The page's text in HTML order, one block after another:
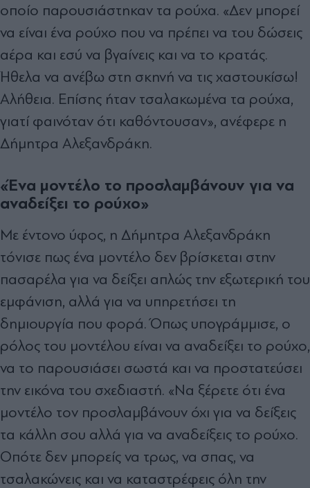
οποίο παρουσιάστηκαν τα ρούχα. «Δεν μπορεί
να είναι ένα ρούχο που να πρέπει να του δώσεις
αέρα και εσύ να βγαίνεις και να το κρατάς.
Ήθελα να ανέβω στη σκηνή να τις χαστουκίσω!
Αλήθεια. Επίσης ήταν τσαλακωμένα τα ρούχα,
γιατί φαινόταν ότι καθόντουσαν», ανέφερε η
Δήμητρα Αλεξανδράκη.
«Ένα μοντέλο το προσλαμβάνουν για να
αναδείξει το ρούχο»
Με έντονο ύφος, η Δήμητρα Αλεξανδράκη
τόνισε πως ένα μοντέλο δεν βρίσκεται στην
πασαρέλα για να δείξει απλώς την εξωτερική του
εμφάνιση, αλλά για να υπηρετήσει τη
δημιουργία που φορά. Όπως υπογράμμισε, ο
ρόλος του μοντέλου είναι να αναδείξει το ρούχο,
να το παρουσιάσει σωστά και να προστατεύσει
την εικόνα του σχεδιαστή. «Να ξέρετε ότι ένα
μοντέλο τον προσλαμβάνουν όχι για να δείξεις
τα κάλλη σου αλλά για να αναδείξεις το ρούχο.
Οπότε δεν μπορείς να τρως, να σπας, να
τσαλακώνεις και να καταστρέφεις όλη την